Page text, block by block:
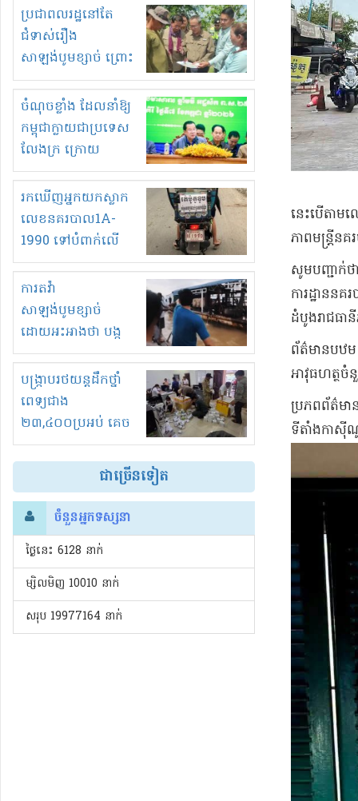
មួយចំនួនទៀត
កំពង់តែគុបគិតគ្នា
ធ្វើសកម្មភាពរកស៊ីនិង
ស្តុកទំនិញគេចពន្ធ?
ប្រជាពលរដ្ឋនៅតែ
ជំទាស់រឿង
សាឡង់បូមខ្សាច់ ព្រោះ
ខ្លាចបាក់ច្រាំងទៀត!
ចំណុចខ្លាំង ដែលនាំឱ្យ
កម្ពុជាក្លាយជាប្រទេស
លែងក្រ ក្រោយ
ឆ្នាំ២០៣០
រកឃើញអ្នកយកស្លាក
លេខនគរបាល1A-
1990 ទៅបំពាក់លើ
ម៉ូតូរបស់ខ្លួន ដាកផ្លាក
រត់ឌុបហើយ
ការតវ៉ា
សាឡង់បូមខ្សាច់
ដោយអះអាងថា បង្ក
បាក់ច្រាំងទន្លេ និង
រំខានទាំងយប់ទាំងថ្ងៃ
បង្ក្រាបរថយន្តដឹកថ្នាំ
ពេទ្យជាង
២៣,៤០០ប្រអប់ គេច
ពន្ធនិងអត់ច្បាប់នាំ
ចូល!?
ជាច្រើនទៀត
ចំនួនអ្នកទស្សនា
ថ្ងៃនេះ​ 6128 នាក់
ម្សិលមិញ 10010 នាក់
សរុប 19977164 នាក់
នេះបើតាម
ភាពមន្ត្រីន
សូមបញ្ជាក់ថ
ការដ្ឋានន
ដំបូងរាជធា
ព័ត៌មានបឋម
អាវុធហត្ថ
ប្រភពព័ត៌មា
ទីតាំងកាស៊ីណូ